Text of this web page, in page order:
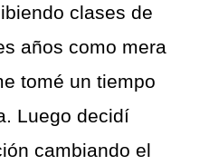
clases de
años como mera
tomé un tiempo
Luego decidí
cambiando el